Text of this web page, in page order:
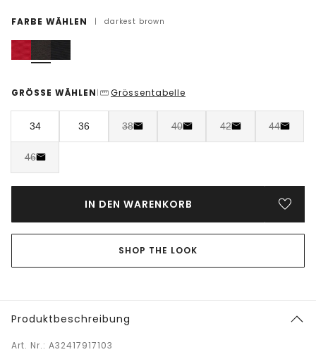
FARBE WÄHLEN | darkest brown
GRÖSSE WÄHLEN | Grössentabelle
34 36 38 40 42 44
46
IN DEN WARENKORB
SHOP THE LOOK
Produktbeschreibung
Art. Nr.: A32417917103